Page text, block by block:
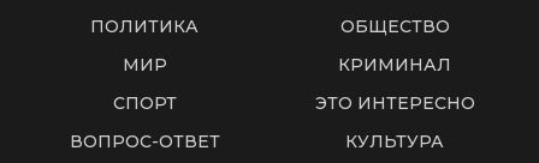
ПОЛИТИКА
ОБЩЕСТВО
МИР
КРИМИНАЛ
СПОРТ
ЭТО ИНТЕРЕСНО
ВОПРОС-ОТВЕТ
КУЛЬТУРА